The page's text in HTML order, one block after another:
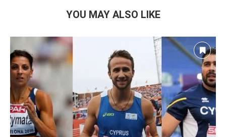
YOU MAY ALSO LIKE